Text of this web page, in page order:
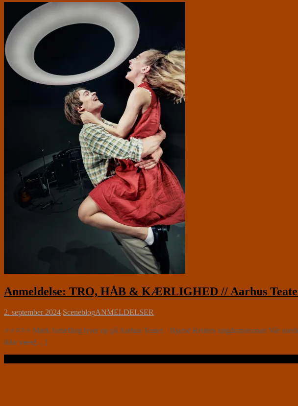
Anmeldelse: TRO, HÅB & KÆRLIGHED // Aarhus
2. september 2024 SceneblogANMELDELSER
⭐⭐⭐⭐⭐ Mørk fortælling lyser op på Aarhus Teater. Bjarne Reuters ungdomsroman Når
ikke være[…]